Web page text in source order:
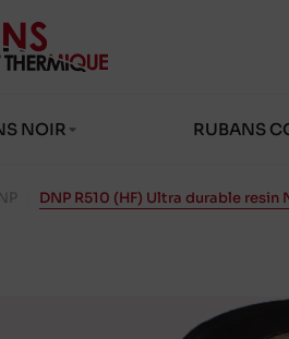
NOIR RUBANS
DNP R510 (HF) Ultra durable